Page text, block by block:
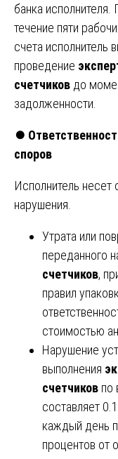
банка
течение пяти
счета исполнитель
проведение
счетчиков до
задолженности.
⏺
споров
Исполнитель несет
нарушения.
Утрата или
переданного
счетчиков,
правил
стоимостью
Нарушение
выполнения
счетчиков по
составляет
каждый день
процентов от